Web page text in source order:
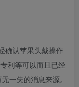
确认苹果头戴操作
利等可以而且已经
一失的消息来源。